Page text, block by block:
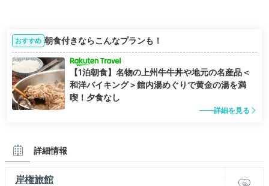
おすすめ 朝食付きならこんなプランも！
【1泊朝食】名物の上州牛牛丼や地元の名産品＜
和洋バイキング＞館内湯めぐりで黄金の湯を満
喫！夕食なし
詳細を見る
詳細情報
岸権旅館